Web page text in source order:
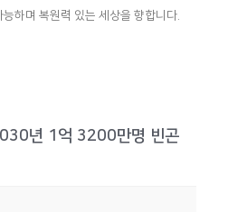
하며 복원력 있는 세상을 향합니다.
년 1억 3200만명 빈곤